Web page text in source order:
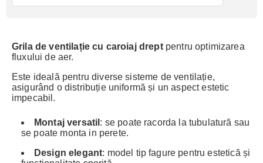
Grila de ventilație cu caroiaj dreptpentru optimizarea
fluxului de aer.
Este ideală pentru diverse sisteme de ventilație,
asigurând o distribuție uniformă și un aspect estetic
impecabil.
Montaj versatil : se poate racorda la tubulatură sau
se poate monta in perete.
Design elegant: model tip fagure pentru estetică și